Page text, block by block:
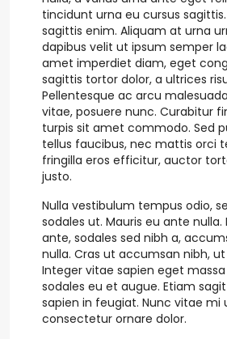
tincidunt urna eu cursus
sagittis enim. Aliquam at urna
dapibus velit ut ipsum semper
amet imperdiet diam, eget
sagittis tortor dolor, a ultrices
Pellentesque ac arcu
vitae, posuere nunc. Curabitur
turpis sit amet commodo. Sed
tellus faucibus, nec mattis orci
fringilla eros efficitur, auctor
justo.
Nulla vestibulum tempus odio,
sodales ut. Mauris eu ante
ante, sodales sed nibh a,
nulla. Cras ut accumsan nibh,
Integer vitae sapien eget
sodales eu et augue. Etiam
sapien in feugiat. Nunc vitae mi
consectetur ornare dolor.